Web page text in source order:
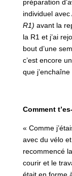
préparation
individuel avec
R1) avant la
la R1 et j’ai
bout d’une
c’est encore
que
Comment
« Comme
avec du vélo
recommencé
courir et le